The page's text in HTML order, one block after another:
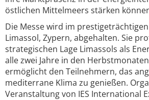
östlichen Mittelmeers stärken
Die Messe wird im
Limassol, Zypern, abgehalten. Sie
strategischen Lage Limassols als
alle zwei Jahre in den
ermöglicht den Teilnehmern, das
mediterrane Klima zu genießen.
Veranstaltung von IES International